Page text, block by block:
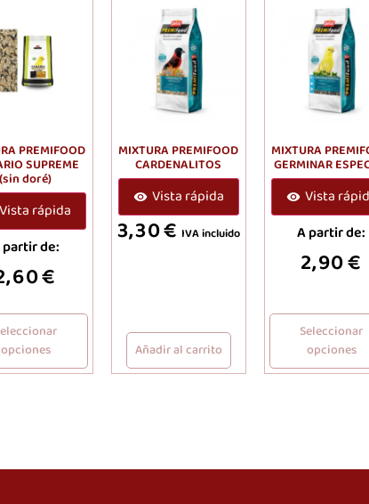
PREMIFOOD
SUPREME
(sin doré)
Vista rápida
partir de:
€
opciones
MIXTURA PREMIFOOD
CARDENALITOS
Vista rápida
3,30€ IVA incluido
Añadir al carrito
MIXTURA
GERMINAR
Vista
A partir de:
2,90€
Seleccionar
opciones